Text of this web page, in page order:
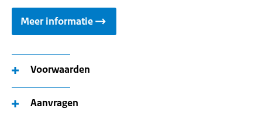
Meer informatie
Voorwaarden
Aanvragen